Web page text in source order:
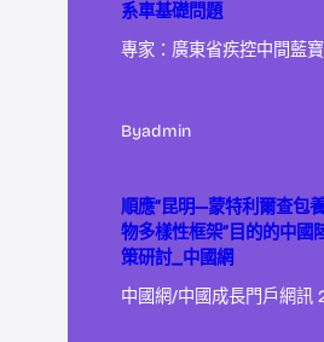
系車基礎問題
專家：廣東省疾控中間藍
Byadmin
順應“昆明—蒙特利爾查包
物多樣性框架”目的的中國
策研討_中國網
中國網/中國成長門戶網訊